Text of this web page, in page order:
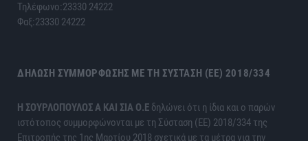
Τηλέφωνο:23330 24222
Φαξ:23330 24222
ΔΉΛΩΣΗ ΣΥΜΜΌΡΦΩΣΗΣ ΜΕ ΤΗ ΣΎΣΤΑΣΗ (ΕΕ) 2018/334
H ΣΟΥΡΛΟΠΟΥΛΟΣ Α ΚΑΙ ΣΙΑ Ο.Ε δηλώνει ότι η ίδια και ο παρών
ιστότοπος συμμορφώνονται με τη Σύσταση (ΕΕ) 2018/334 της
Επιτροπής της 1ης Μαρτίου 2018 σχετικά με τα μέτρα για την